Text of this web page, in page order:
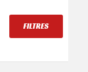
FILTRES